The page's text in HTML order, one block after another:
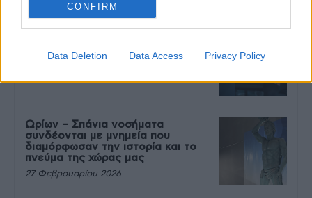
CONFIRM
Data Deletion Data Access Privacy Policy
πάντα μετά την άσκηση
Ωρίων – Σπάνια νοσήματα
συνδέονται με μνημεία που
διαμόρφωσαν την ιστορία και το
πνεύμα της χώρας μας
27 Φεβρουαρίου 2026